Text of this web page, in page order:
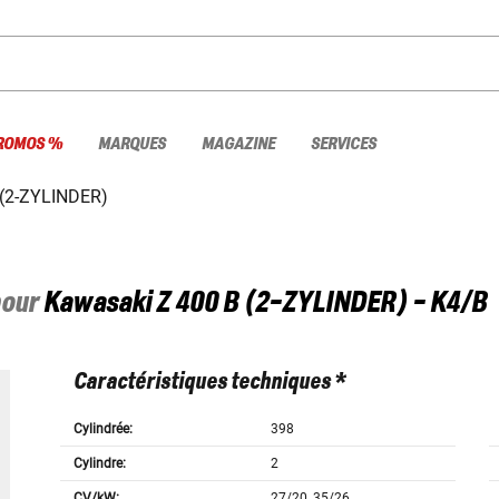
% MARQUES MAGAZINE SERVICES
ZYLINDER)
KawasakiZ 400 B (2-ZYLINDER) - K4/B
Caractéristiques techniques *
Cylindrée: 398
Cylindre: 2